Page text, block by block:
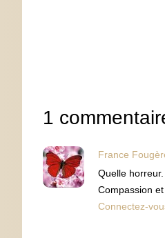
1
France
Quelle
Compassion
Connectez-